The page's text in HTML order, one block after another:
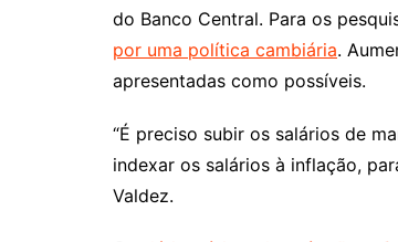
do Banco Central. Para os
por uma política cambiária.
apresentadas como possíveis.
“É preciso subir os salários de
indexar os salários à inflação,
Valdez.